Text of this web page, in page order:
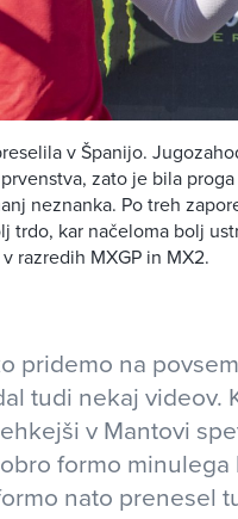
v Španijo.
zato je bila
neznanka. Po treh
trdo, kar načeloma bolj
razredih MXGP in MX2.
pridemo na
tudi nekaj videov.
v Mantovi
formo
nato prenesel